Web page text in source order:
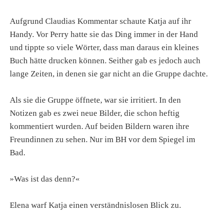
Aufgrund Claudias Kommentar schaute Katja auf ihr
Handy. Vor Perry hatte sie das Ding immer in der Hand
und tippte so viele Wörter, dass man daraus ein kleines
Buch hätte drucken können. Seither gab es jedoch auch
lange Zeiten, in denen sie gar nicht an die Gruppe dachte.
Als sie die Gruppe öffnete, war sie irritiert. In den
Notizen gab es zwei neue Bilder, die schon heftig
kommentiert wurden. Auf beiden Bildern waren ihre
Freundinnen zu sehen. Nur im BH vor dem Spiegel im
Bad.
»Was ist das denn?«
Elena warf Katja einen verständnislosen Blick zu.